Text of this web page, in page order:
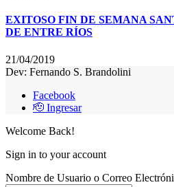
EXITOSO FIN DE SEMANA
DE ENTRE RÍOS
21/04/2019
Dev: Fernando S. Brandolini
Facebook
🫡 Ingresar
Welcome Back!
Sign in to your account
Nombre de Usuario o Correo